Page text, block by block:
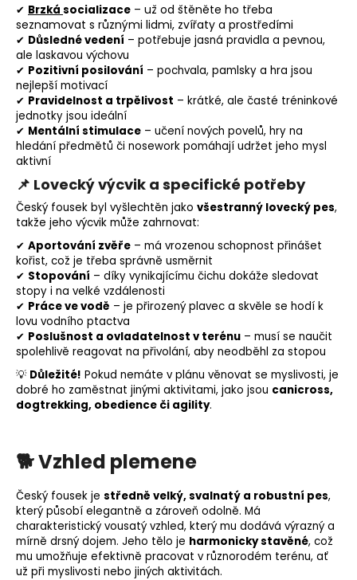
✔ Brzká socializace – už od štěněte ho třeba
seznamovat s různými lidmi, zvířaty a prostředími
✔ Důsledné vedení – potřebuje jasná pravidla a pevnou,
ale laskavou výchovu
✔ Pozitivní posilování – pochvala, pamlsky a hra jsou
nejlepší motivací
✔ Pravidelnost a trpělivost – krátké, ale časté tréninkové
jednotky jsou ideální
✔ Mentální stimulace – učení nových povelů, hry na
hledání předmětů či nosework pomáhají udržet jeho mysl
aktivní
📌 Lovecký výcvik a specifické potřeby
Český fousek byl vyšlechtěn jako všestranný lovecký pes,
takže jeho výcvik může zahrnovat:
✔ Aportování zvěře – má vrozenou schopnost přinášet
kořist, což je třeba správně usměrnit
✔ Stopování – díky vynikajícímu čichu dokáže sledovat
stopy i na velké vzdálenosti
✔ Práce ve vodě – je přirozený plavec a skvěle se hodí k
lovu vodního ptactva
✔ Poslušnost a ovladatelnost v terénu – musí se naučit
spolehlivě reagovat na přivolání, aby neodběhl za stopou
💡 Důležité! Pokud nemáte v plánu věnovat se myslivosti, je
dobré ho zaměstnat jinými aktivitami, jako jsou canicross,
dogtrekking, obedience či agility.
🐕 Vzhled plemene
Český fousek je středně velký, svalnatý a robustní pes,
který působí elegantně a zároveň odolně. Má
charakteristický vousatý vzhled, který mu dodává výrazný a
mírně drsný dojem. Jeho tělo je harmonicky stavěné, což
mu umožňuje efektivně pracovat v různorodém terénu, ať
už při myslivosti nebo jiných aktivitách.